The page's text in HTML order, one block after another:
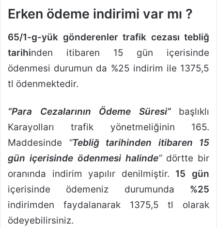
Erken ödeme indirimi var mı ?
65/1-g-yük gönderenler trafik cezası tebliğ
tarihinden itibaren 15 gün içerisinde
ödenmesi durumun da %25 indirim ile 1375,5
tl ödenmektedir.
“Para Cezalarının Ödeme Süresi”
başlıklı
Karayolları trafik yönetmeliğinin 165.
Maddesinde “Tebliğ tarihinden itibaren 15
gün içerisinde ödenmesi halinde” dörtte bir
oranında indirim yapılır denilmiştir. 15 gün
içerisinde ödemeniz durumunda %25
indirimden faydalanarak 1375,5 tl olarak
ödeyebilirsiniz.